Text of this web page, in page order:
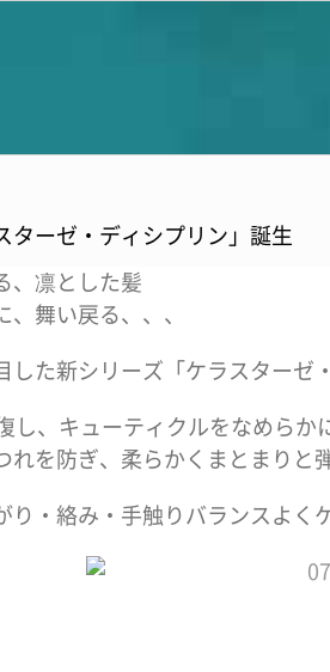
ターゼ・ディシプリン」誕生
、凛とした髪
、舞い戻る、、、
した新シリーズ「ケラスターゼ
し、キューティクルをなめらか
れを防ぎ、柔らかくまとまりと
り・絡み・手触りバランスよく